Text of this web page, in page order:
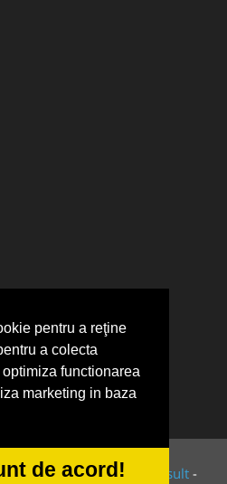
pentru a reţine
a colecta
functionarea
marketing in baza
de acord!
VilonMedia&Tokaido Consult -